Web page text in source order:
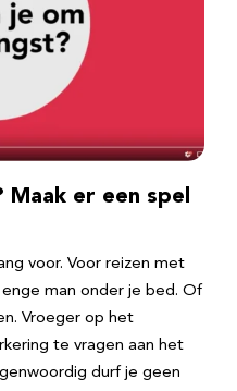
Maak er een spel
voor. Voor reizen met
man onder je bed. Of
Vroeger op het
te vragen aan het
durf je geen